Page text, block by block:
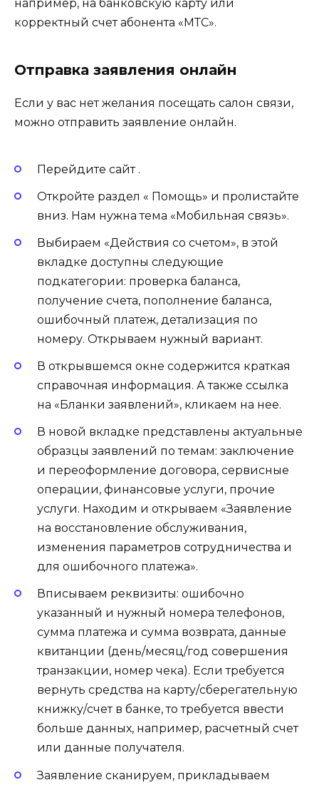
например, на банковскую карту или
корректный счет абонента «МТС».
Отправка заявления онлайн
Если у вас нет желания посещать салон связи,
можно отправить заявление онлайн.
Перейдите сайт .
Откройте раздел « Помощь» и пролистайте
вниз. Нам нужна тема «Мобильная связь».
Выбираем «Действия со счетом», в этой
вкладке доступны следующие
подкатегории: проверка баланса,
получение счета, пополнение баланса,
ошибочный платеж, детализация по
номеру. Открываем нужный вариант.
В открывшемся окне содержится краткая
справочная информация. А также ссылка
на «Бланки заявлений», кликаем на нее.
В новой вкладке представлены актуальные
образцы заявлений по темам: заключение
и переоформление договора, сервисные
операции, финансовые услуги, прочие
услуги. Находим и открываем «Заявление
на восстановление обслуживания,
изменения параметров сотрудничества и
для ошибочного платежа».
Вписываем реквизиты: ошибочно
указанный и нужный номера телефонов,
сумма платежа и сумма возврата, данные
квитанции (день/месяц/год совершения
транзакции, номер чека). Если требуется
вернуть средства на карту/сберегательную
книжку/счет в банке, то требуется ввести
больше данных, например, расчетный счет
или данные получателя.
Заявление сканируем, прикладываем